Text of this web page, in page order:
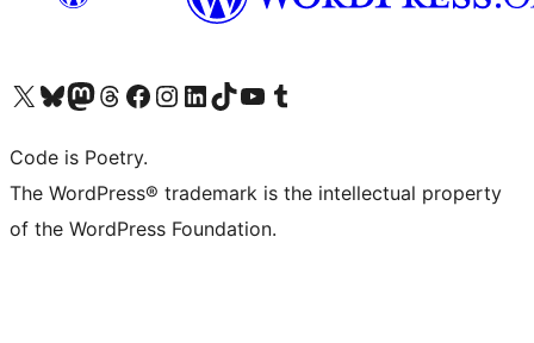
ຢ້ຽມຊົມບັນຊີ X (ຊື່ເກົ່າ Twitter) ຂອງພວກເຮົາຢ້ຽມຊົມບັນຊີ Bluesky ຂອງພວກເຮົາຢ້ຽມຊົມບັນຊີ Mastodon ຂອງພວກເຮົາຢ້ຽມຊົມບັນຊີ Threads ຂອງພວກເຮົາຢ້ຽມຊົມໜ້າ Facebook ຂອງພວກເຮົາຢ້ຽມຊົມບັນຊີ Instagram ຂອງພວກເຮົາຢ້ຽມຊົມບັນຊີ LinkedIn ຂອງພວກເຮົາຢ້ຽມຊົມບັນຊີ TikTok ຂອງພວກເຮົາຢ້ຽມຊົມຊ່ອງ YouTube ຂອງພວກເຮົາຢ້ຽມຊົມບັນຊີ Tumblr ຂອງພວກເຮົາ
Code is Poetry.
The WordPress® trademark is the intellectual property
of the WordPress Foundation.